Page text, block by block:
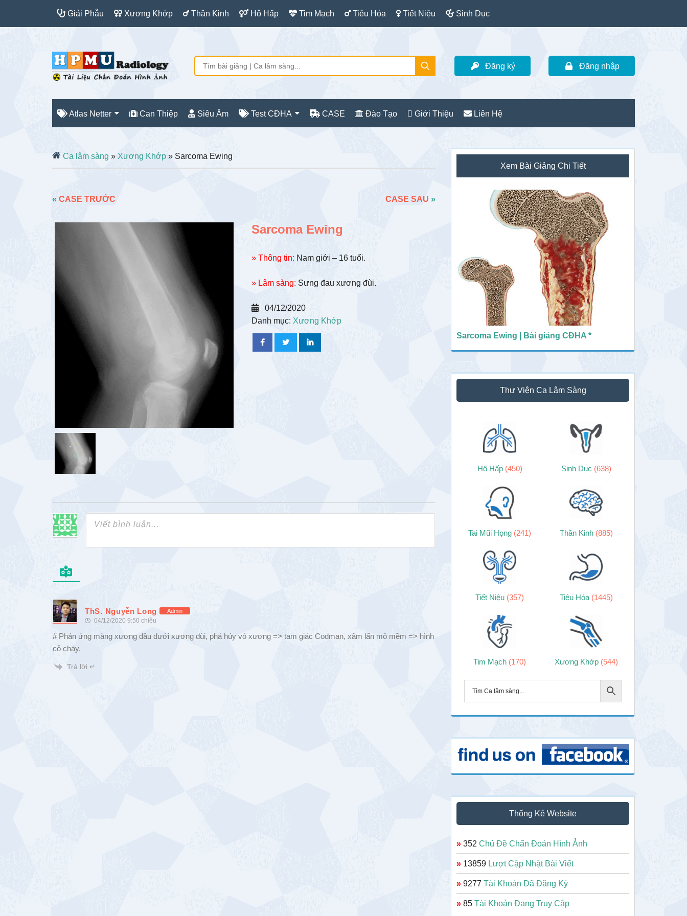
Giải Phẫu Xương Khớp Thần Kinh Hô Hấp Tim Mạch Tiêu Hóa Tiết Niệu Sinh Dục
Đăng ký Đăng nhập
Atlas Netter Can Thiệp Siêu Âm Test CĐHA CASE Đào Tạo Giới Thiệu Liên Hệ
Ca lâm sàng » Xương Khớp » Sarcoma Ewing
« CASE TRƯỚC CASE SAU »
Sarcoma Ewing
» Thông tin: Nam giới – 16 tuổi.
» Lâm sàng: Sưng đau xương đùi.
04/12/2020
Danh mục: Xương Khớp
ThS. Nguyễn Long Admin
04/12/2020 9:50 chiều
# Phản ứng màng xương đầu dưới xương đùi, phá hủy vỏ xương => tam giác Codman, xâm lấn mô mềm => hình
cỏ cháy.
Trả lời ↵
Sidebar
chính
Xem Bài Giảng Chi Tiết
Sarcoma Ewing | Bài giảng CĐHA *
Thư Viện Ca Lâm Sàng
Hô Hấp (450) Sinh Dục (638)
Tai Mũi Họng (241) Thần Kinh (885)
Tiết Niệu (357) Tiêu Hóa (1445)
Tim Mạch (170) Xương Khớp (544)
Thống Kê Website
» 352 Chủ Đề Chẩn Đoán Hình Ảnh
» 13859 Lượt Cập Nhật Bài Viết
» 9277 Tài Khoản Đã Đăng Ký
» 85 Tài Khoản Đang Truy Cập